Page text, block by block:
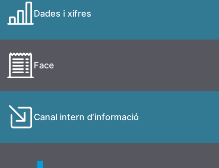
Dades i xifres
Face
Canal intern d’informació